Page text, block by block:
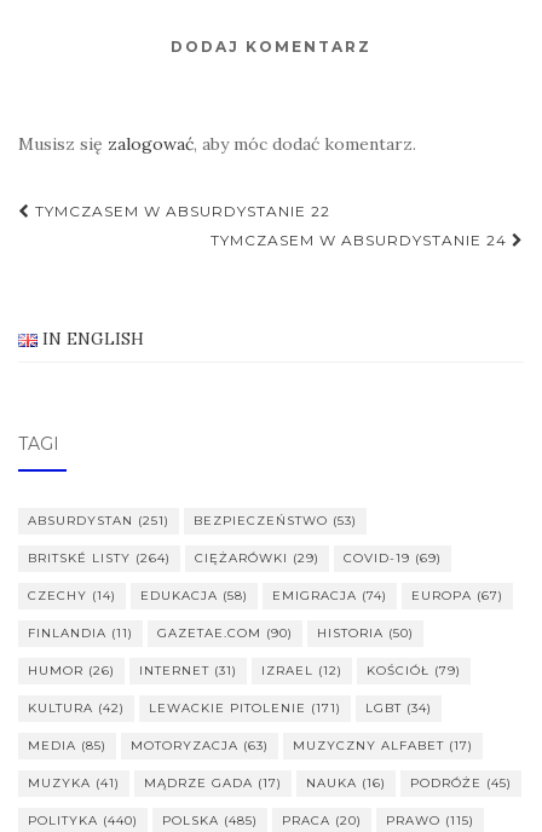
DODAJ KOMENTARZ
Musisz się zalogować, aby móc dodać komentarz.
Nawigacja
TYMCZASEM W ABSURDYSTANIE 22
TYMCZASEM W ABSURDYSTANIE 24
IN ENGLISH
TAGI
ABSURDYSTAN (251) BEZPIECZEŃSTWO (53)
BRITSKÉ LISTY (264) CIĘŻARÓWKI (29) COVID-19 (69)
CZECHY (14) EDUKACJA (58) EMIGRACJA (74) EUROPA (67)
FINLANDIA (11) GAZETAE.COM (90) HISTORIA (50)
HUMOR (26) INTERNET (31) IZRAEL (12) KOŚCIÓŁ (79)
KULTURA (42) LEWACKIE PITOLENIE (171) LGBT (34)
MEDIA (85) MOTORYZACJA (63) MUZYCZNY ALFABET (17)
MUZYKA (41) MĄDRZE GADA (17) NAUKA (16) PODRÓŻE (45)
POLITYKA (440) POLSKA (485) PRACA (20) PRAWO (115)